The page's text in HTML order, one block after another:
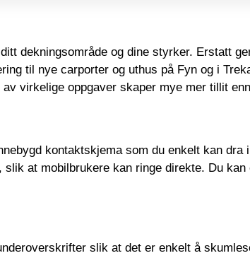
dekningsområde og dine styrker. Erstatt
til nye carporter og uthus på Fyn og i
virkelige oppgaver skaper mye mer tillit
kontaktskjema som du enkelt kan dra
at mobilbrukere kan ringe direkte. Du
slik at det er enkelt å